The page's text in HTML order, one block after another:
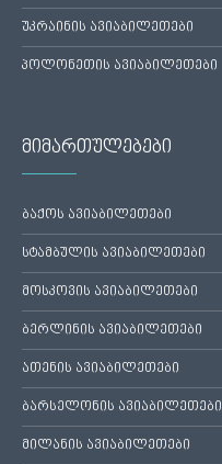
უკრაინის ავიაბილეთები
პოლონეთის ავიაბილეთები
მიმართულებები
ბაქოს ავიაბილეთები
სტამბულის ავიაბილეთები
მოსკოვის ავიაბილეთები
ბერლინის ავიაბილეთები
ათენის ავიაბილეთები
ბარსელონის ავიაბილეთები
მილანის ავიაბილეთები